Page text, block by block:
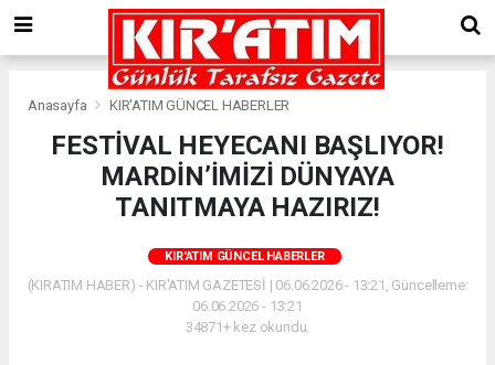
Anasayfa KIR'ATIM GÜNCEL HABERLER
FESTİVAL HEYECANI BAŞLIYOR!
MARDİN’İMİZİ DÜNYAYA
TANITMAYA HAZIRIZ!
KIR'ATIM GÜNCEL HABERLER
(KIRATIM HABER) - KIR'ATIM GAZETESİ | 06.06.2026 - 13:21, Güncelleme:
06.06.2026 - 13:21
34871+ kez okundu.